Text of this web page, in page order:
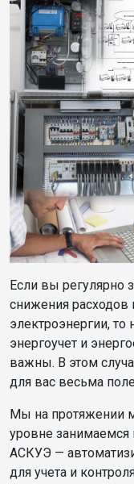
Если вы регулярно
снижения расходов
электроэнергии, то
энергоучет и
важны. В этом
для вас весьма
Мы на протяжении
уровне
АСКУЭ —
для учета и